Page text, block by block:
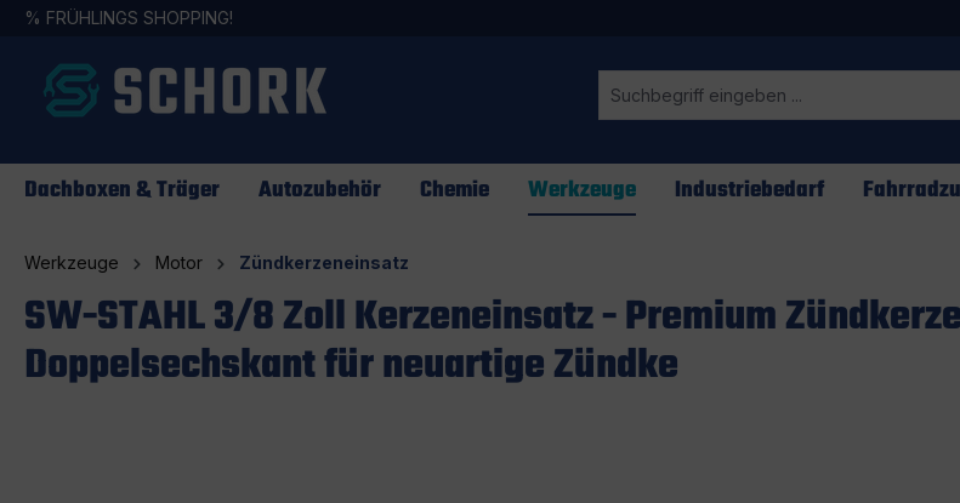
Zur Hauptnavigation springen
% FRÜHLINGS SHOPPING!
Dachboxen & Träger Autozubehör Chemie Werkzeuge Industriebedarf
Werkzeuge Motor Zündkerzeneinsatz
SW-STAHL 3/8 Zoll Kerzeneinsatz - Premium
Doppelsechskant für neuartige Zündke